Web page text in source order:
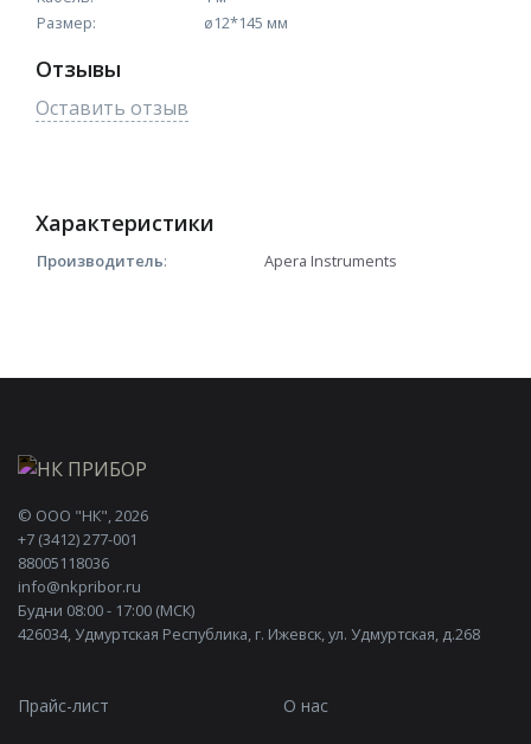
Размер:
ø12*145 мм
Отзывы
Оставить отзыв
Характеристики
Производитель: Apera Instruments
© ООО "НК", 2026
+7 (3412) 277-001
88005118036
info@nkpribor.ru
Будни 08:00 - 17:00 (МСК)
426034, Удмуртская Республика, г. Ижевск, ул. Удмуртская, д.268
Прайс-лист
О нас